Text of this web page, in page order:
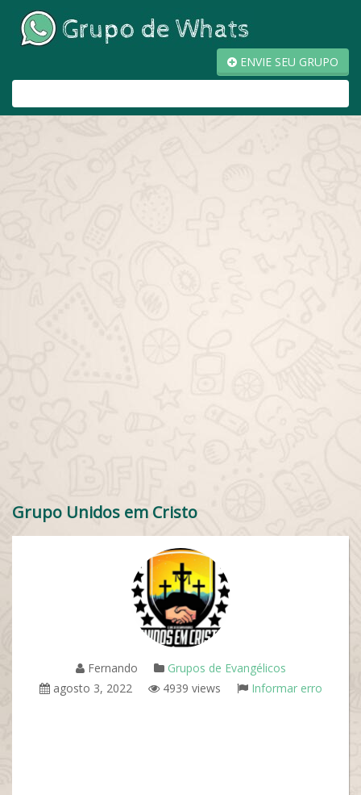
ENVIE SEU GRUPO
Grupo Unidos em Cristo
Fernando
Grupos de Evangélicos
agosto 3, 2022
4939 views Informar erro